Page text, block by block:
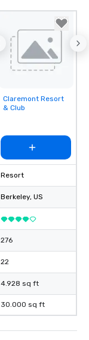
Removed from
favorites
Claremont Resort
& Club
Resort
Berkeley, US
276
22
4.928 sq ft
30.000 sq ft